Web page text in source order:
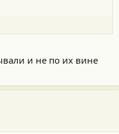
и не по их вине